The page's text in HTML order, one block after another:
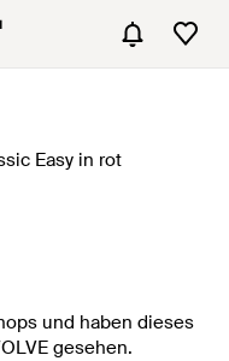
Easy in rot
und haben dieses
gesehen.